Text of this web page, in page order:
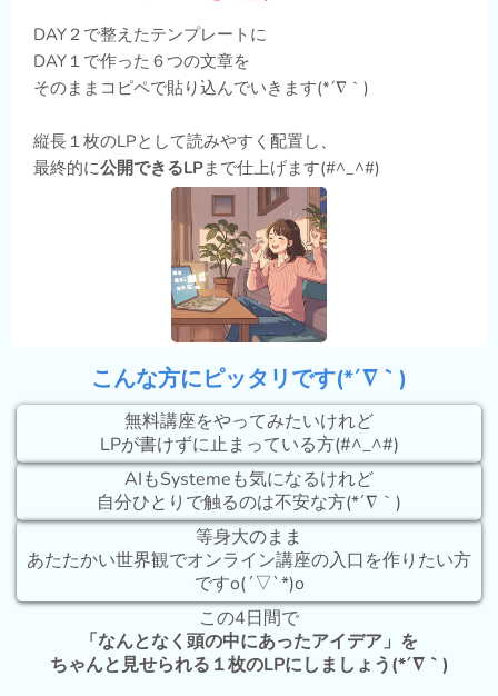
DAY２で整えたテンプレートに
DAY１で作った６つの文章を
そのままコピペで貼り込んでいきます(*´∇｀)
縦長１枚のLPとして読みやすく配置し、
最終的に公開できるLPまで仕上げます(#^_^#)
こんな方にピッタリです(*´∇｀)
無料講座をやってみたいけれど
LPが書けずに止まっている方(#^_^#)
AIもSystemeも気になるけれど
自分ひとりで触るのは不安な方(*´∇｀)
等身大のまま
あたたかい世界観でオンライン講座の入口を作りたい方
ですo(ˊ▽ˋ*)o
この4日間で
「なんとなく頭の中にあったアイデア」を
ちゃんと見せられる１枚のLPにしましょう(*´∇｀)